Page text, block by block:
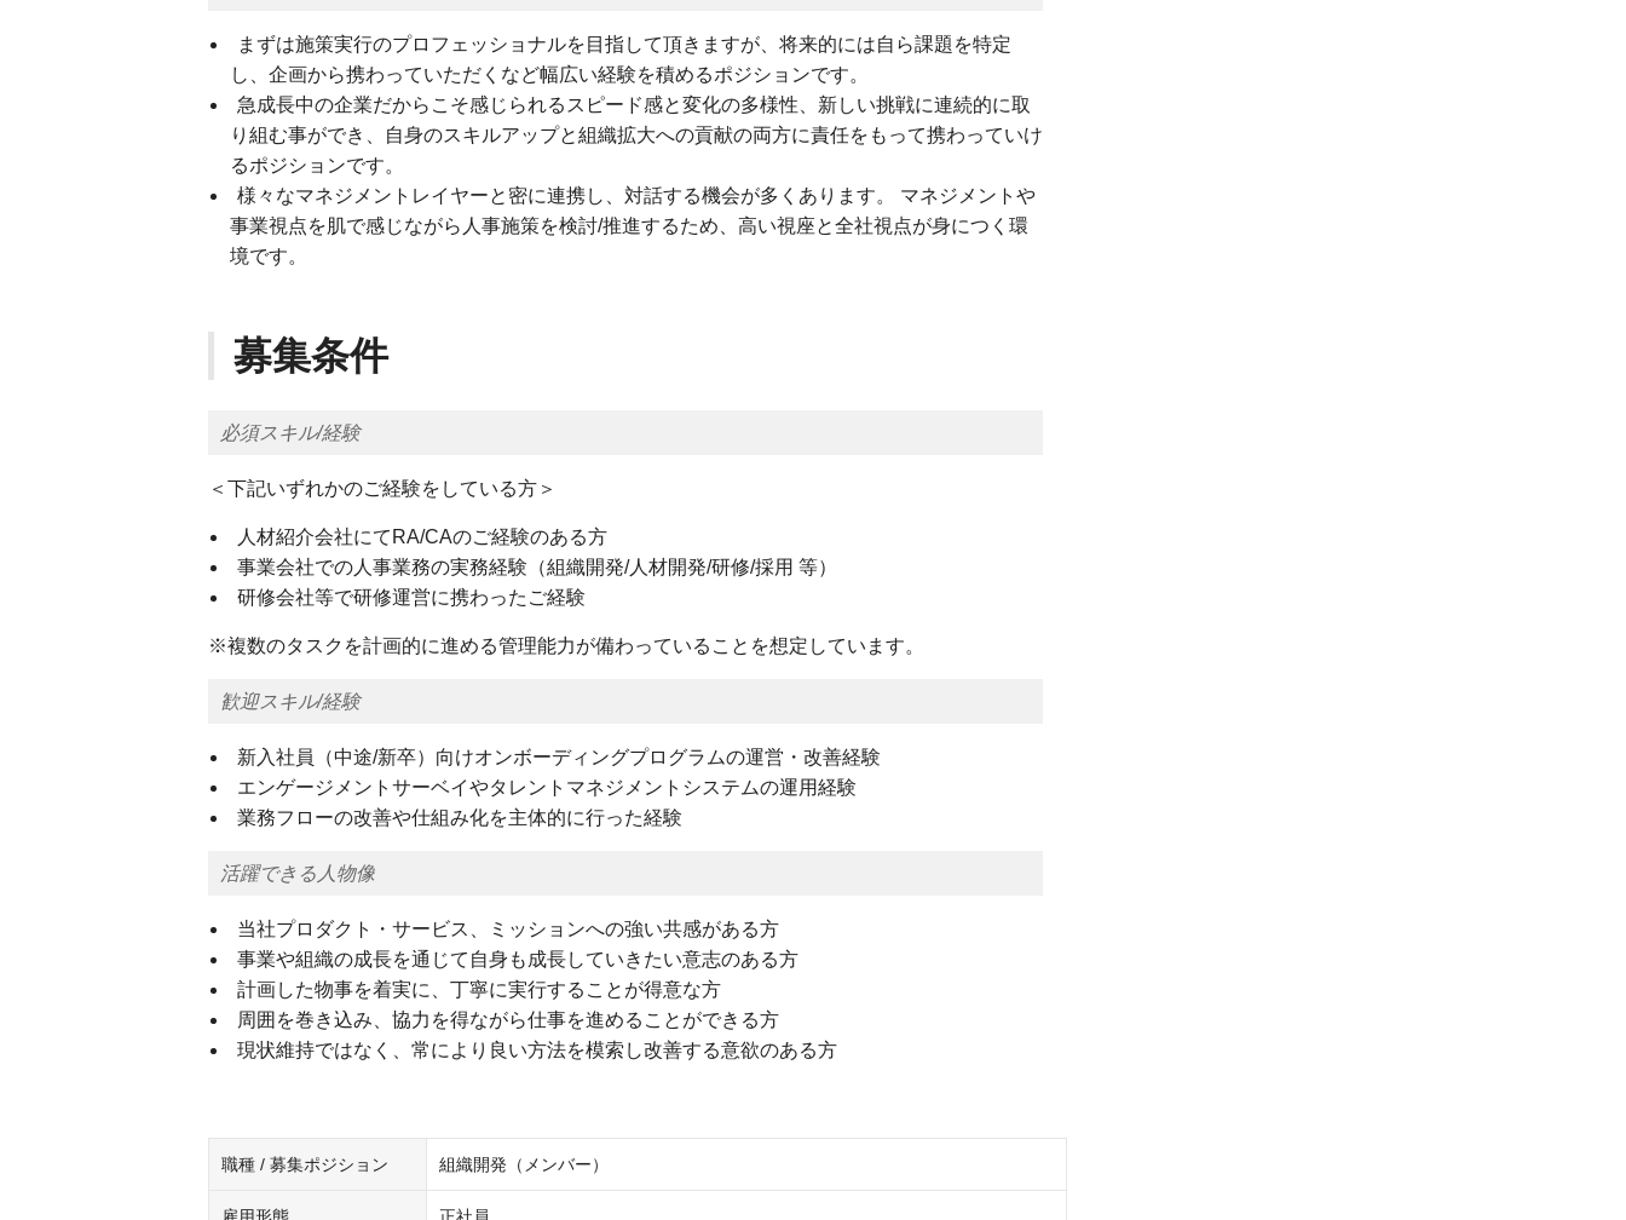
まずは施策実行のプロフェッショナルを目指して頂きますが、将来的には自ら課題を特定
し、企画から携わっていただくなど幅広い経験を積めるポジションです。
急成長中の企業だからこそ感じられるスピード感と変化の多様性、新しい挑戦に連続的に取
り組む事ができ、自身のスキルアップと組織拡大への貢献の両方に責任をもって携わっていけ
るポジションです。
様々なマネジメントレイヤーと密に連携し、対話する機会が多くあります。 マネジメントや
事業視点を肌で感じながら人事施策を検討/推進するため、高い視座と全社視点が身につく環
境です。
募集条件
必須スキル/経験
＜下記いずれかのご経験をしている方＞
人材紹介会社にてRA/CAのご経験のある方
事業会社での人事業務の実務経験（組織開発/人材開発/研修/採用 等）
研修会社等で研修運営に携わったご経験
※複数のタスクを計画的に進める管理能力が備わっていることを想定しています。
歓迎スキル/経験
新入社員（中途/新卒）向けオンボーディングプログラムの運営・改善経験
エンゲージメントサーベイやタレントマネジメントシステムの運用経験
業務フローの改善や仕組み化を主体的に行った経験
活躍できる人物像
当社プロダクト・サービス、ミッションへの強い共感がある方
事業や組織の成長を通じて自身も成長していきたい意志のある方
計画した物事を着実に、丁寧に実行することが得意な方
周囲を巻き込み、協力を得ながら仕事を進めることができる方
現状維持ではなく、常により良い方法を模索し改善する意欲のある方
職種 / 募集ポジション 組織開発（メンバー）